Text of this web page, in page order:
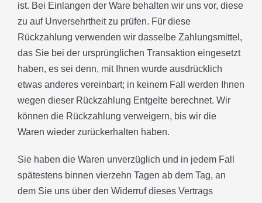
ist. Bei Einlangen der Ware behalten wir uns vor, diese
zu auf Unversehrtheit zu prüfen. Für diese
Rückzahlung verwenden wir dasselbe Zahlungsmittel,
das Sie bei der ursprünglichen Transaktion eingesetzt
haben, es sei denn, mit Ihnen wurde ausdrücklich
etwas anderes vereinbart; in keinem Fall werden Ihnen
wegen dieser Rückzahlung Entgelte berechnet. Wir
können die Rückzahlung verweigern, bis wir die
Waren wieder zurückerhalten haben.
Sie haben die Waren unverzüglich und in jedem Fall
spätestens binnen vierzehn Tagen ab dem Tag, an
dem Sie uns über den Widerruf dieses Vertrags
Helfen
Sie Mit Ihrer Spende